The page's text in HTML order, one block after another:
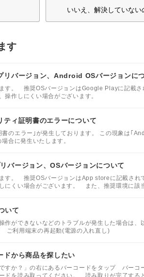
いいえ、解決していな
す
リバージョン、Android OSバージョンに
す。 推奨OSバージョンはGoogle Playに記載
作しにくい場合がございます。
ィ証明書のエラーについて
のエラー｣が発生しております。 この現象は｢
合に発生いたします。
バージョン、OSバージョンについて
す。 推奨OSバージョンはApp storeに記載され
くい場合がございます。 また、推奨環境に該
いて
ができないなどのトラブルが発生した場合は、
利用端末の再起動(電源の入れ直し)
ドから商品を探したい
か？」の右にあるバーコードをタップ バーコ
ドを読み取ってください。 読み取りが完了する